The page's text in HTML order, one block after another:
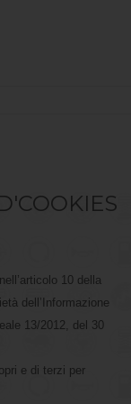
10 della
dell’Informazione
13/2012, del 30
e di terzi per